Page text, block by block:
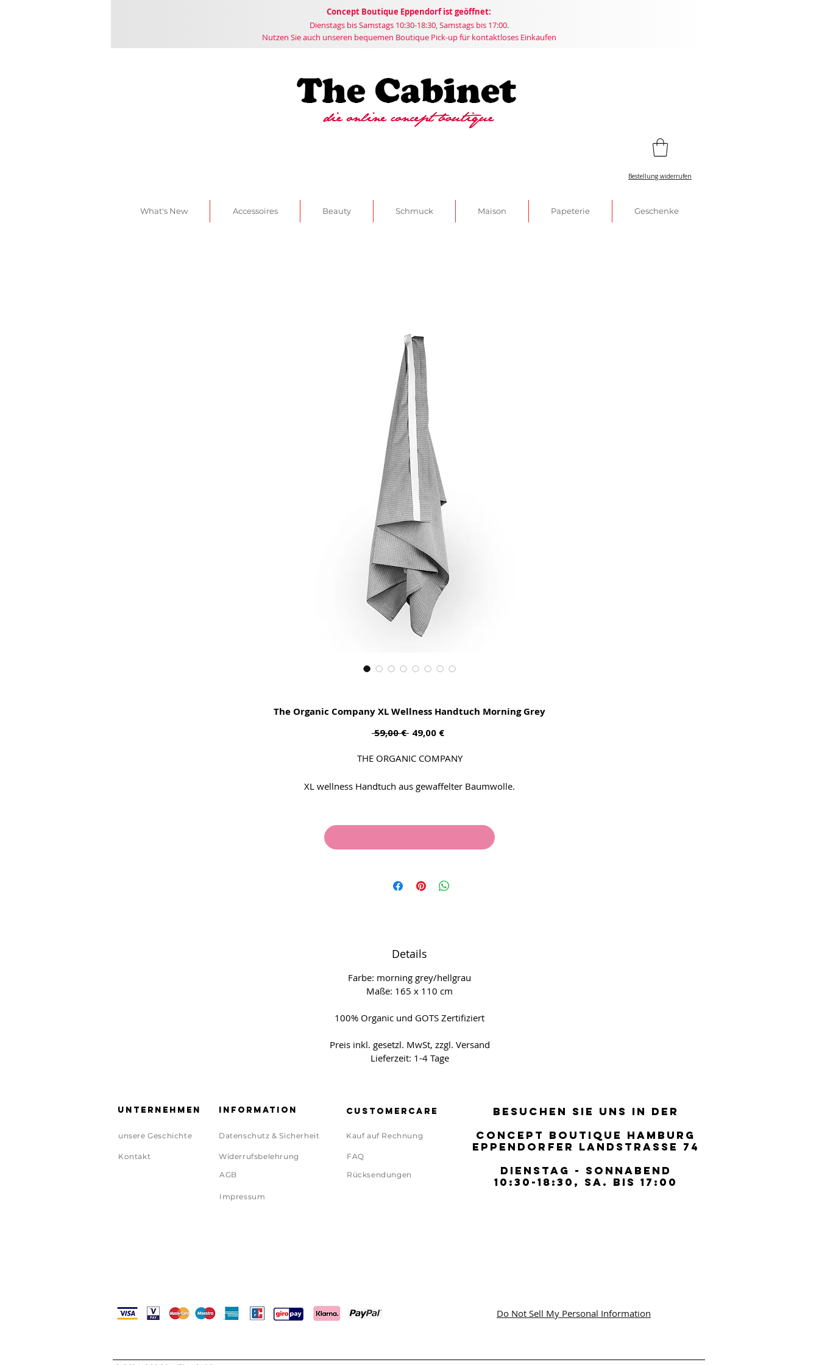
Concept Boutique Eppendorf ist geöffnet:
Dienstags bis Samstags 10:30-18:30, Samstags bis 17:00.
Nutzen Sie auch unseren bequemen Boutique Pick-up für kontaktloses Einkaufen
Bestellung widerrufen
What's New Accessoires Beauty Schmuck Maison Papeterie Geschenke
The Organic Company XL Wellness Handtuch Morning Grey
59,00 € Standardpreis
49,00 €Sale-
THE ORGANIC COMPANY
XL wellness Handtuch aus gewaffelter Baumwolle.
Baden, als Sarong in der Sauna oder am Strand.
Mit praktischen eingearbeiteten Schleifen zum einfachen befestigen
Details
Farbe: morning grey/hellgrau
Maße: 165 x 110 cm
100% Organic und GOTS Zertifiziert
Preis inkl. gesetzl. MwSt, zzgl. Versand
Lieferzeit: 1-4 Tage
Unternehmen
unsere Geschichte
Kontakt
Information
Datenschutz & Sicherheit
Widerrufsbelehrung
AGB
Customercare
Kauf auf Rechnung
FAQ
Rücksendungen
BESUCHEN SIE UNS IN DER
CONCEPT BOUTIQUE HAMBURG
EPPENDORFER LANDSTRASSE 74
DIENSTAG - SONNABEND
10:30-18:30, SA. BIS 17:00
BESUCHEN SIE UNS IN DER
CONCEPT BOUTIQUE HAMBURG
EPPENDORFER LANDSTRASSE 74
DIENSTAG - SONNABEND
10:30-18:30, SA. BIS 17:00
Impressum
Do Not Sell My Personal Information